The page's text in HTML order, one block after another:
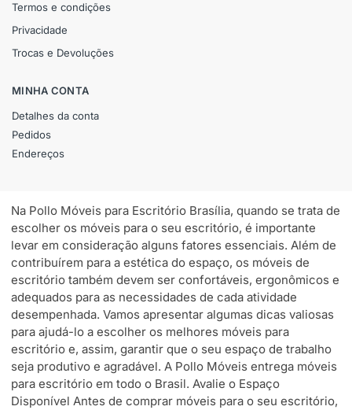
Termos e condições
Privacidade
Trocas e Devoluções
MINHA CONTA
Detalhes da conta
Pedidos
Endereços
Na Pollo Móveis para Escritório Brasília, quando se trata de
escolher os móveis para o seu escritório, é importante
levar em consideração alguns fatores essenciais. Além de
contribuírem para a estética do espaço, os móveis de
escritório também devem ser confortáveis, ergonômicos e
adequados para as necessidades de cada atividade
desempenhada. Vamos apresentar algumas dicas valiosas
para ajudá-lo a escolher os melhores móveis para
escritório e, assim, garantir que o seu espaço de trabalho
seja produtivo e agradável. A Pollo Móveis entrega móveis
para escritório em todo o Brasil. Avalie o Espaço
Disponível Antes de comprar móveis para o seu escritório,